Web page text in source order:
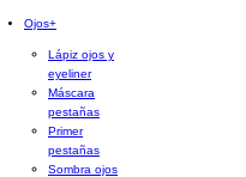
Ojos+
Lápiz ojos y
eyeliner
Máscara
pestañas
Primer
pestañas
Sombra ojos